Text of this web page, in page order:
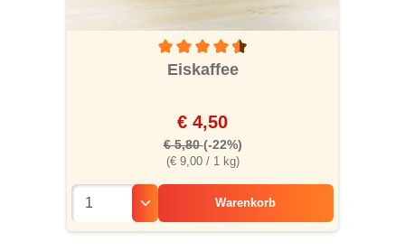
Durchschnittliche Bewertung von 4.5 von
Eiskaffee
(€ 9,00 / 1 kg)
€ 4,50
€ 5,80(-22%)
Warenkorb